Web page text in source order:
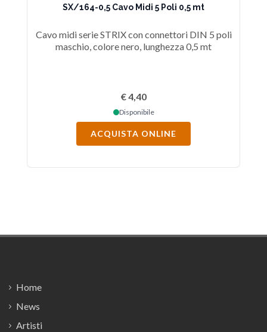
SX/164-0,5 Cavo Midi 5 Poli 0,5 mt
Cavo midi serie STRIX con connettori DIN 5 poli
maschio, colore nero, lunghezza 0,5 mt
€ 4,40
Disponibile
ACQUISTA ONLINE
Home
News
Artisti